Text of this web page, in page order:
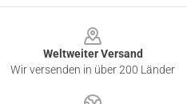
Weltweiter Versand
Wir versenden in über 200 Länder